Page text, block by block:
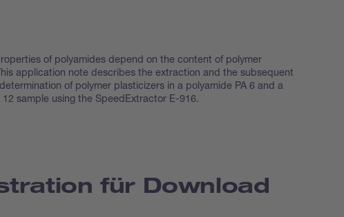
of polyamides depend on the content of polymer
application note describes the extraction and the subsequent
of polymer plasticizers in a polyamide PA 6 and a
12 sample using the SpeedExtractor E-916.
für Download